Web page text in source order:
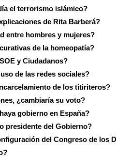
el terrorismo islámico?
de Rita Barberá?
entre hombres y mujeres?
de la homeopatía?
y Ciudadanos?
de las redes sociales?
de los titiriteros?
¿cambiaría su voto?
gobierno en España?
presidente del Gobierno?
del Congreso de los